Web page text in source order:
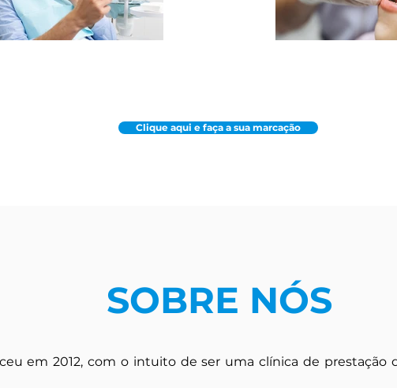
Clique aqui e faça a sua marcação
SOBRE NÓS
em 2012, com o intuito de ser uma clínica de prestação